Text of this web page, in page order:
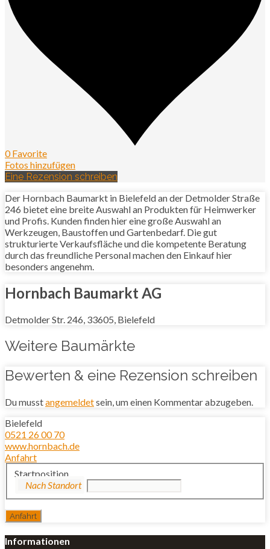
0 Favorite
Fotos hinzufügen
Eine Rezension schreiben
Der Hornbach Baumarkt in Bielefeld an der Detmolder Straße
246 bietet eine breite Auswahl an Produkten für Heimwerker
und Profis. Kunden finden hier eine große Auswahl an
Werkzeugen, Baustoffen und Gartenbedarf. Die gut
strukturierte Verkaufsfläche und die kompetente Beratung
durch das freundliche Personal machen den Einkauf hier
besonders angenehm.
Hornbach Baumarkt AG
Detmolder Str. 246, 33605, Bielefeld
Weitere Baumärkte
Bewerten & eine Rezension schreiben
Du musstangemeldetsein, um einen Kommentar abzugeben.
Bielefeld
0521 26 00 70
www.hornbach.de
Anfahrt
Startposition
Informationen